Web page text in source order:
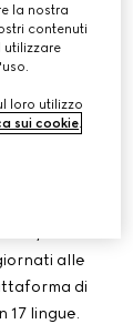
di
Kering
della
di
alle
di
17 lingue.
la nostra
contenuti
utilizzare
loro utilizzo
sui cookie.